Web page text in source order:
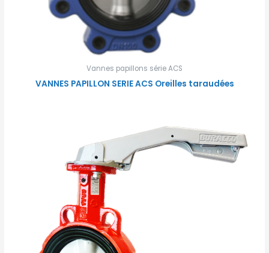
Vannes papillons série ACS
VANNES PAPILLON SERIE ACS Oreilles taraudées